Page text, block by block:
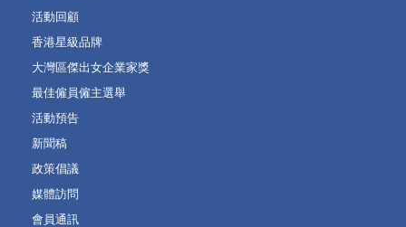
活動回顧
香港星級品牌
大灣區傑出女企業家獎
最佳僱員僱主選舉
活動預告
新聞稿
政策倡議
媒體訪問
會員通訊